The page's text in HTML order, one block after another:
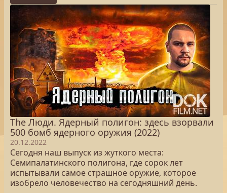
The Люди. Ядерный полигон: здесь взорвали
500 бомб ядерного оружия (2022)
20.12.2022
Сегодня наш выпуск из жуткого места:
Семипалатинского полигона, где сорок лет
испытывали самое страшное оружие, которое
изобрело человечество на сегодняшний день.